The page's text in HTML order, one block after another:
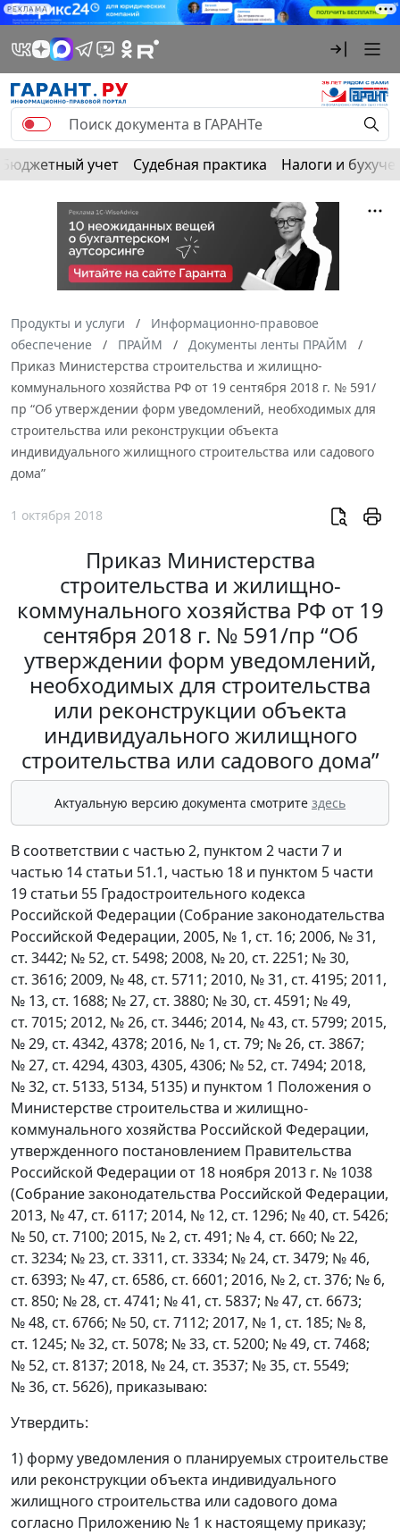
РЕКЛАМА
Бюджетный учет Судебная практика Налоги и
Продукты и услуги
Информационно-правовое
обеспечение
ПРАЙМ
Документы ленты ПРАЙМ
Приказ Министерства строительства и жилищно-
коммунального хозяйства РФ от 19 сентября 2018 г. № 591/
пр “Об утверждении форм уведомлений, необходимых для
строительства или реконструкции объекта
индивидуального жилищного строительства или садового
дома”
1 октября 2018
Приказ Министерства
строительства и жилищно-
коммунального хозяйства РФ от 19
сентября 2018 г. № 591/пр “Об
утверждении форм уведомлений,
необходимых для строительства
или реконструкции объекта
индивидуального жилищного
строительства или садового дома”
Актуальную версию документа смотрите здесь
В соответствии с частью 2, пунктом 2 части 7 и
частью 14 статьи 51.1, частью 18 и пунктом 5 части
19 статьи 55 Градостроительного кодекса
Российской Федерации (Собрание законодательства
Российской Федерации, 2005, № 1, ст. 16; 2006, № 31,
ст. 3442; № 52, ст. 5498; 2008, № 20, ст. 2251; № 30,
ст. 3616; 2009, № 48, ст. 5711; 2010, № 31, ст. 4195; 2011,
№ 13, ст. 1688; № 27, ст. 3880; № 30, ст. 4591; № 49,
ст. 7015; 2012, № 26, ст. 3446; 2014, № 43, ст. 5799; 2015,
№ 29, ст. 4342, 4378; 2016, № 1, ст. 79; № 26, ст. 3867;
№ 27, ст. 4294, 4303, 4305, 4306; № 52, ст. 7494; 2018,
№ 32, ст. 5133, 5134, 5135) и пунктом 1 Положения о
Министерстве строительства и жилищно-
коммунального хозяйства Российской Федерации,
утвержденного постановлением Правительства
Российской Федерации от 18 ноября 2013 г. № 1038
(Собрание законодательства Российской Федерации,
2013, № 47, ст. 6117; 2014, № 12, ст. 1296; № 40, ст. 5426;
№ 50, ст. 7100; 2015, № 2, ст. 491; № 4, ст. 660; № 22,
ст. 3234; № 23, ст. 3311, ст. 3334; № 24, ст. 3479; № 46,
ст. 6393; № 47, ст. 6586, ст. 6601; 2016, № 2, ст. 376; № 6,
ст. 850; № 28, ст. 4741; № 41, ст. 5837; № 47, ст. 6673;
№ 48, ст. 6766; № 50, ст. 7112; 2017, № 1, ст. 185; № 8,
ст. 1245; № 32, ст. 5078; № 33, ст. 5200; № 49, ст. 7468;
№ 52, ст. 8137; 2018, № 24, ст. 3537; № 35, ст. 5549;
№ 36, ст. 5626), приказываю:
Утвердить:
1) форму уведомления о планируемых строительстве
или реконструкции объекта индивидуального
жилищного строительства или садового дома
согласно Приложению № 1 к настоящему приказу;